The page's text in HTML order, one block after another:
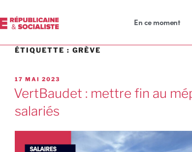
En ce moment
ÉTIQUETTE : GRÈVE
17 MAI 2023
VertBaudet : mettre fin au
salariés